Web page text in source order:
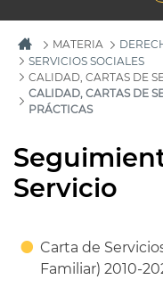
MATERIA
SERVICIOS SOCIALES
CALIDAD, CARTAS DE
CALIDAD, CARTAS DE
PRÁCTICAS
Servicio
Carta de
Familiar) 2010-